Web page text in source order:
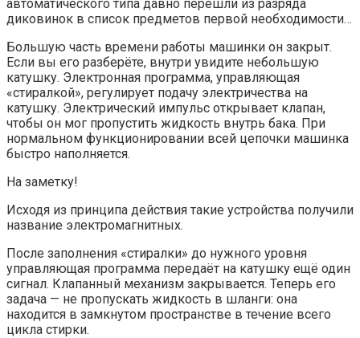
автоматического типа давно перешли из разряда
диковинок в список предметов первой необходимости…
Большую часть времени работы машинки он закрыт.
Если вы его разберёте, внутри увидите небольшую
катушку. Электронная программа, управляющая
«стиралкой», регулирует подачу электричества на
катушку. Электрический импульс открывает клапан,
чтобы он мог пропустить жидкость внутрь бака. При
нормальном функционировании всей цепочки машинка
быстро наполняется.
На заметку!
Исходя из принципа действия такие устройства получили
название электромагнитных.
После заполнения «стиралки» до нужного уровня
управляющая программа передаёт на катушку ещё один
сигнал. Клапанный механизм закрывается. Теперь его
задача — не пропускать жидкость в шланги: она
находится в замкнутом пространстве в течение всего
цикла стирки.